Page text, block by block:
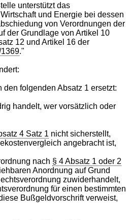
unterstützt das
und Energie bei dessen
von Verordnungen der
der Grundlage von Artikel 10
12 und Artikel 16 der
."
den folgenden Absatz 1 ersetzt:
handelt, wer vorsätzlich oder
4 Satz 1 nicht sicherstellt,
angebracht ist,
nach § 4 Absatz 1 oder 2
Anordnung auf Grund
zuwiderhandelt,
für einen bestimmten
Bußgeldvorschrift verweist,